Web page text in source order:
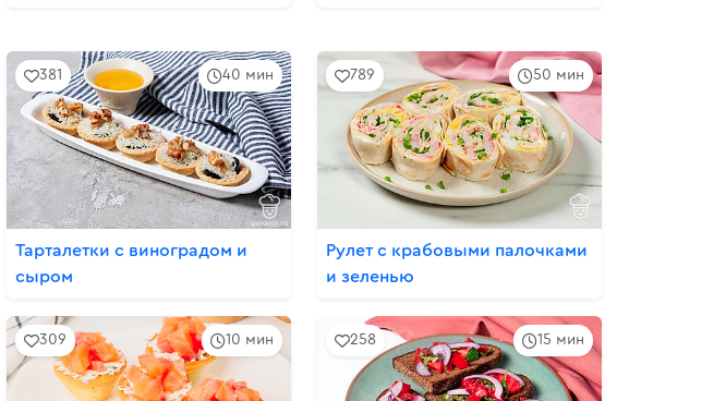
40 мин
381
Тарталетки с виноградом и
сыром
50 мин
789
Рулет с крабовыми палочками
и зеленью
10 мин
309 15 мин
258